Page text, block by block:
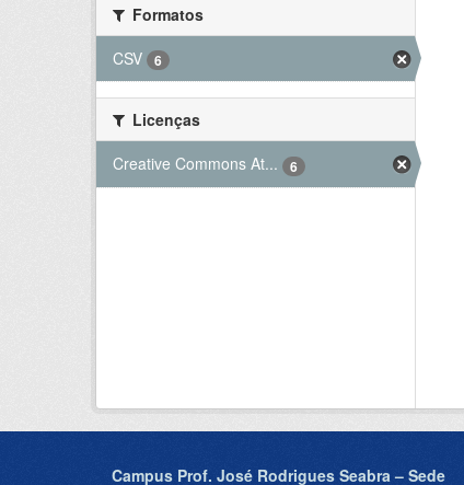
Formatos
CSV
6
Licenças
Creative Commons At...
6
Campus Prof. José Rodrigues Seabra – Sede